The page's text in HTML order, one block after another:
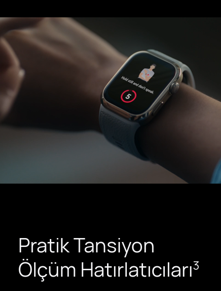
Pratik Tansiyon
Ölçüm Hatırlatıcıları3